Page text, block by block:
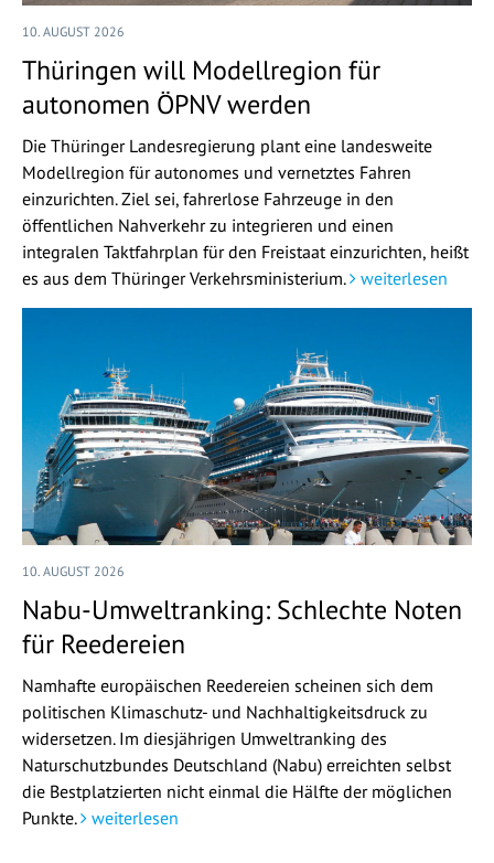
10. AUGUST 2026
Thüringen will Modellregion für
autonomen ÖPNV werden
Die Thüringer Landesregierung plant eine landesweite
Modellregion für autonomes und vernetztes Fahren
einzurichten. Ziel sei, fahrerlose Fahrzeuge in den
öffentlichen Nahverkehr zu integrieren und einen
integralen Taktfahrplan für den Freistaat einzurichten, heißt
es aus dem Thüringer Verkehrsministerium.
weiterlesen
10. AUGUST 2026
Nabu-Umweltranking: Schlechte Noten
für Reedereien
Namhafte europäischen Reedereien scheinen sich dem
politischen Klimaschutz- und Nachhaltigkeitsdruck zu
widersetzen. Im diesjährigen Umweltranking des
Naturschutzbundes Deutschland (Nabu) erreichten selbst
die Bestplatzierten nicht einmal die Hälfte der möglichen
Punkte.
weiterlesen